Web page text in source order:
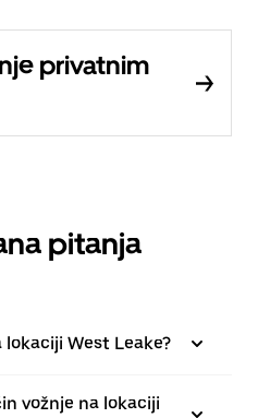
privatnim
pitanja
West Leake?
vožnje na lokaciji